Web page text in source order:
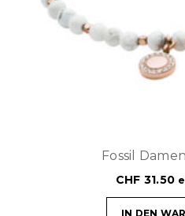
Fossil
CHF 31.50
IN DEN